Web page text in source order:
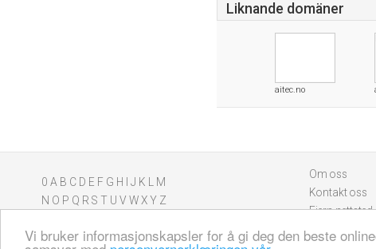
Vi bruker informasjonskapsler for å gi deg den beste
Liknande domäner
aitec.no
0 A B C D E F G H J K
M
N O P Q R S T U V WXY Z
Om oss
Kontakt oss
Fjern nettsted